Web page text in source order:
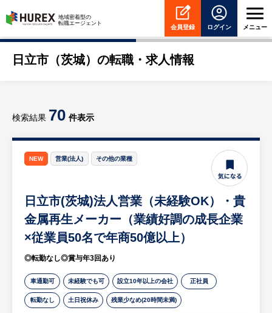
HUREX
地域密着型の
転職エージェント
会員登録 ログイン メニュー
日立市（茨城）の転職・求人情報
検索結果 70 件表示
NEW 営業(法人) その他の業種
日立市(茨城)法人営業（未経験OK）・貴
金属再生メーカー（業績好調の成長企業
×従業員50名で年商50億以上）
◎転勤なし◎賞与年3回あり
車通勤可 未経験でも可 設立10年以上の会社 正社員
転勤なし 土日祝休み 残業少なめ(20時間未満)